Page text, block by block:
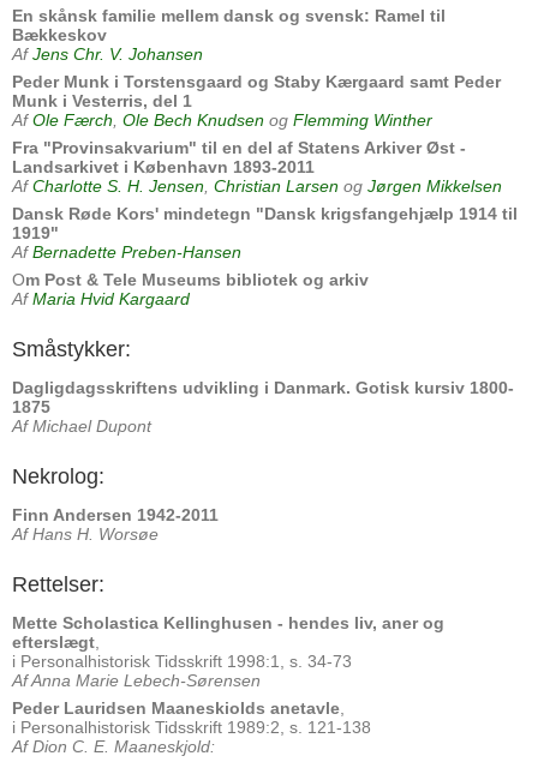
En skånsk familie mellem dansk og svensk: Ramel til
Bækkeskov
AfJens Chr. V. Johansen
Peder Munk i Torstensgaard og Staby Kærgaard samt Peder
Munk i Vesterris, del 1
AfOle Færch Ole Bech Knudsen og Flemming Winther
Fra "Provinsakvarium" til en del af Statens Arkiver Øst -
Landsarkivet i København 1893-2011
AfCharlotte S. H. Jensen Christian Larsen og Jørgen Mikkelsen
Dansk Røde Kors' mindetegn "Dansk krigsfangehjælp 1914 til
1919"
AfBernadette Preben-Hansen
Om Post & Tele Museums bibliotek og arkiv
AfMaria Hvid Kargaard
Småstykker:
Dagligdagsskriftens udvikling i Danmark. Gotisk kursiv 1800-
1875
Af Michael Dupont
Nekrolog:
Finn Andersen 1942-2011
Af Hans H. Worsøe
Rettelser:
Mette Scholastica Kellinghusen - hendes liv, aner og
efterslægt
i Personalhistorisk Tidsskrift 1998:1, s. 34-73
Af Anna Marie Lebech-Sørensen
Peder Lauridsen Maaneskiolds anetavle
i Personalhistorisk Tidsskrift 1989:2, s. 121-138
Af Dion C. E. Maaneskjold: